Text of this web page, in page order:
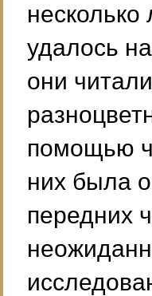
удалось
они
помощью
них была
передних